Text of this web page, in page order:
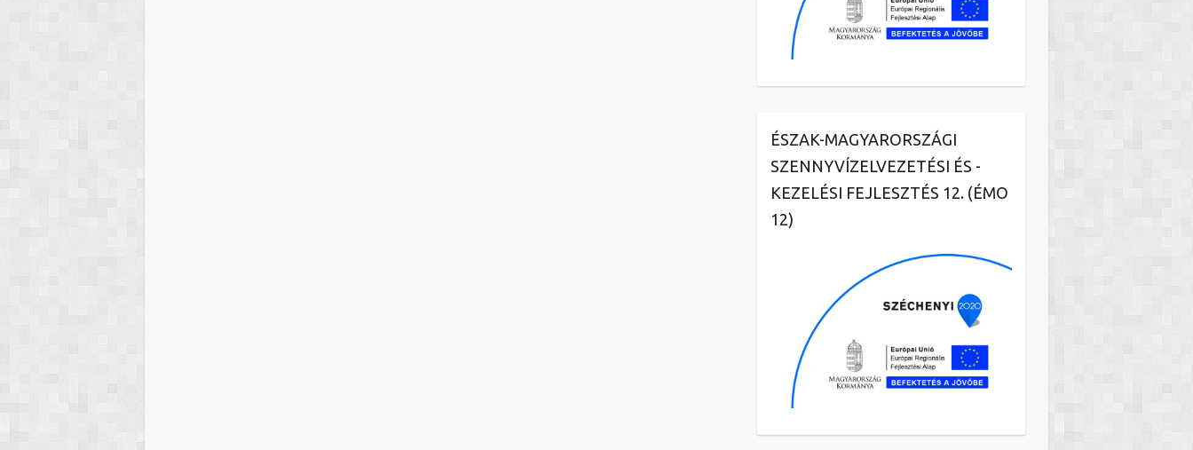
ÉSZAK-MAGYARORSZÁGI
SZENNYVÍZELVEZETÉSI ÉS -
KEZELÉSI FEJLESZTÉS 12. (ÉMO
12)